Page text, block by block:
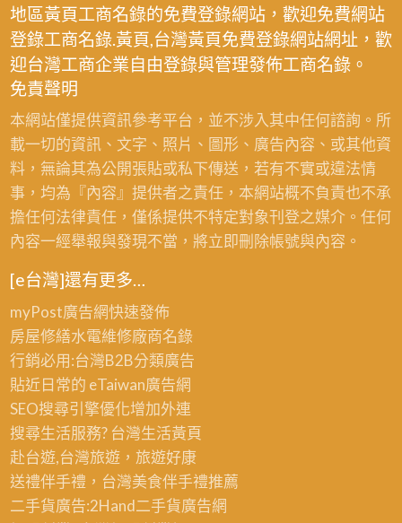
地區黃頁工商名錄的免費登錄網站，歡迎免費網站
登錄工商名錄.黃頁,台灣黃頁免費登錄網站網址，歡
迎台灣工商企業自由登錄與管理發佈工商名錄。
免責聲明
本網站僅提供資訊參考平台，並不涉入其中任何諮詢。所
載一切的資訊、文字、照片、圖形、廣告內容、或其他資
料，無論其為公開張貼或私下傳送，若有不實或違法情
事，均為『內容』提供者之責任，本網站概不負責也不承
擔任何法律責任，僅係提供不特定對象刊登之媒介。任何
內容一經舉報與發現不當，將立即刪除帳號與內容。
[e台灣]還有更多…
myPost廣告網快速發佈
房屋修繕水電維修廠商名錄
行銷必用:台灣B2B分類廣告
貼近日常的 eTaiwan廣告網
SEO搜尋引擎優化增加外連
搜尋生活服務? 台灣生活黃頁
赴台遊,台灣旅遊，旅遊好康
送禮伴手禮，台灣美食伴手禮推薦
二手貨廣告:2Hand二手貨廣告網